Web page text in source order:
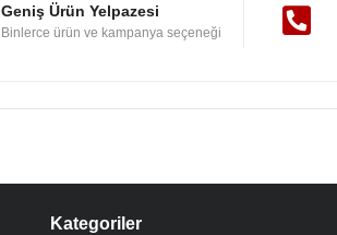
Geniş Ürün Yelpazesi
Binlerce ürün ve kampanya seçeneği
Kategoriler